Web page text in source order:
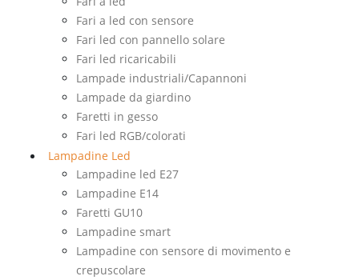
Fari a led con sensore
Fari led con pannello solare
Fari led ricaricabili
Lampade industriali/Capannoni
Lampade da giardino
Faretti in gesso
Fari led RGB/colorati
Lampadine Led
Lampadine led E27
Lampadine E14
Faretti GU10
Lampadine smart
Lampadine con sensore di movimento e
crepuscolare